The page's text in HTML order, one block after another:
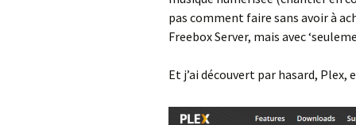
pas comment faire sans avoir à
Freebox Server, mais avec
Et j’ai découvert par hasard, Plex,